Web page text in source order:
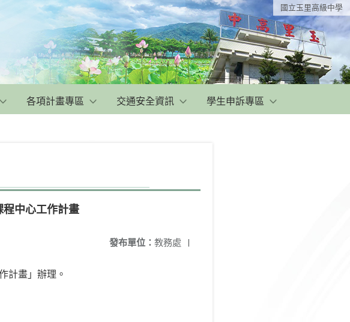
國立玉里高級中學
各項計畫專區 交通安全資訊 學生申訴專區
程中心工作計畫
發布單位： 教務處 |
計畫」辦理。